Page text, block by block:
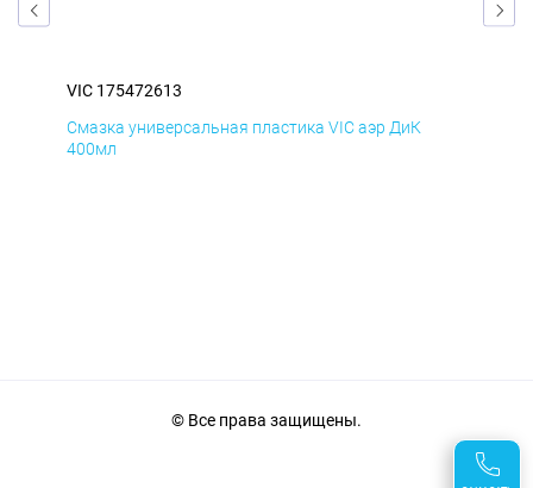
VIC 175472613
Смазка универсальная пластика VIC аэр ДиК
400мл
© Все права защищены.